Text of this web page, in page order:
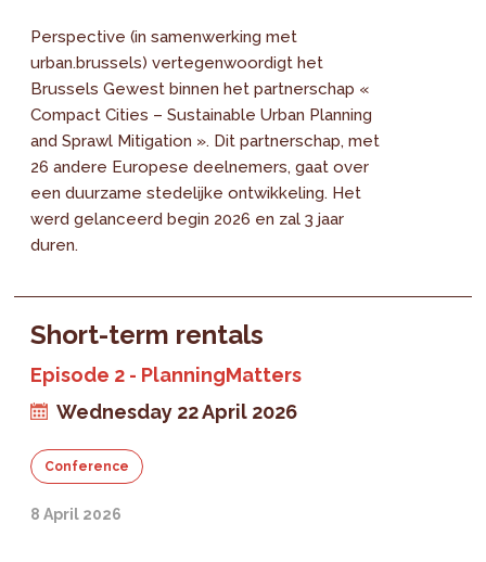
Perspective (in samenwerking met
urban.brussels) vertegenwoordigt het
Brussels Gewest binnen het partnerschap «
Compact Cities – Sustainable Urban Planning
and Sprawl Mitigation ». Dit partnerschap, met
26 andere Europese deelnemers, gaat over
een duurzame stedelijke ontwikkeling. Het
werd gelanceerd begin 2026 en zal 3 jaar
duren.
Short-term rentals
Episode 2 - PlanningMatters
Wednesday 22 April 2026
Conference
8 April 2026